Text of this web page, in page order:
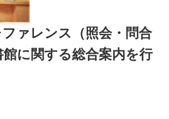
ァレンス（照会・問合
に関する総合案内を行